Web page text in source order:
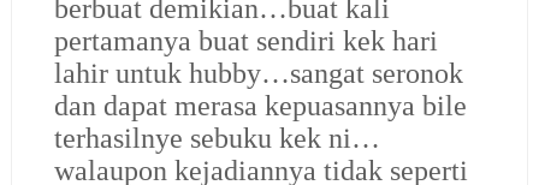
berbuat demikian…buat kali
pertamanya buat sendiri kek hari
lahir untuk hubby…sangat seronok
dan dapat merasa kepuasannya bile
terhasilnye sebuku kek ni…
walaupon kejadiannya tidak seperti